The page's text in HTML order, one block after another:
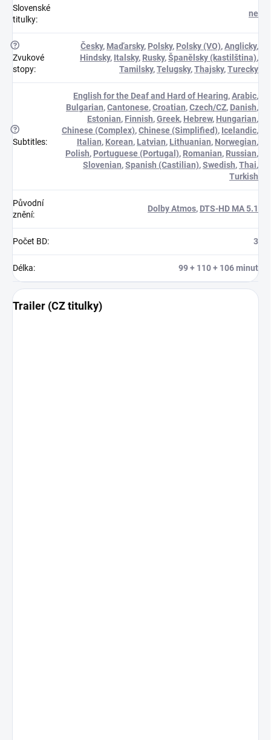
Slovenské
titulky:
ne
?
Zvukové
stopy:
Česky, Maďarsky, Polsky, Polsky (VO),Anglicky,
Hindsky, Italsky, Rusky,Španělsky (kastilština),
Tamilsky,Telugsky,Thajsky,Turecky
?
Subtitles:
English for the Deaf and Hard of Hearing,Arabic,
Bulgarian,Cantonese,Croatian,Czech/CZ, Danish,
Estonian, Finnish,Greek, Hebrew, Hungarian,
Chinese (Complex),Chinese (Simplified), Icelandic,
Italian, Korean, Latvian, Lithuanian, Norwegian,
Polish, Portuguese (Portugal), Romanian, Russian,
Slovenian,Spanish (Castilian),Swedish,Thai,
Turkish
Původní
znění:
Dolby Atmos, DTS-HD MA 5.1
Počet BD: 3
Délka: 99 + 110 + 106 minut
Trailer (CZ titulky)